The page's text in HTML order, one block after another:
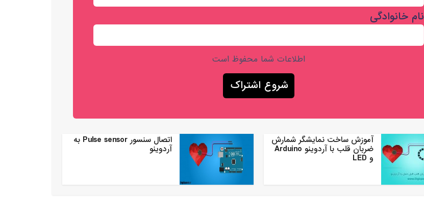
نام خانوادگی
اطلاعات شما محفوظ است
آموزش ساخت نمایشگر شمارش
ضربان قلب با آردوینو Arduino
و LED
اتصال سنسور Pulse sensor به
آردوینو